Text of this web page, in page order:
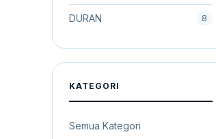
DURAN 8
KATEGORI
Semua Kategori